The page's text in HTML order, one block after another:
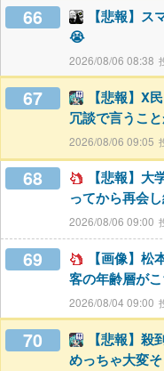
66
【悲報】
😭
2026/08/06 08:38
67
【悲報】X
冗談で言うこ
2026/08/06 09:05
68
【悲報】
ってから再会
2026/08/06 09:00
69
【画像】
客の年齢層が
2026/08/04 09:00
70
【悲報】殺
めっちゃ大変